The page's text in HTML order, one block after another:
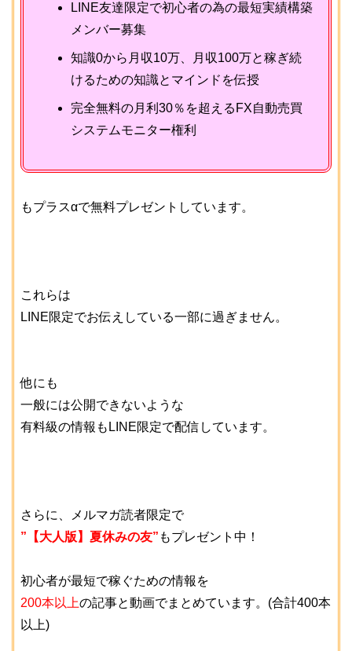
LINE友達限定で初心者の為の最短実績構築
メンバー募集
知識0から月収10万、月収100万と稼ぎ続
けるための知識とマインドを伝授
完全無料の月利30％を超えるFX自動売買
システムモニター権利
もプラスαで無料プレゼントしています。
これらは
LINE限定でお伝えしている一部に過ぎません。
他にも
一般には公開できないような
有料級の情報もLINE限定で配信しています。
さらに、メルマガ読者限定で
”【大人版】夏休みの友” もプレゼント中！
初心者が最短で稼ぐための情報を
200本以上の記事と動画でまとめています。(合計400本
以上)